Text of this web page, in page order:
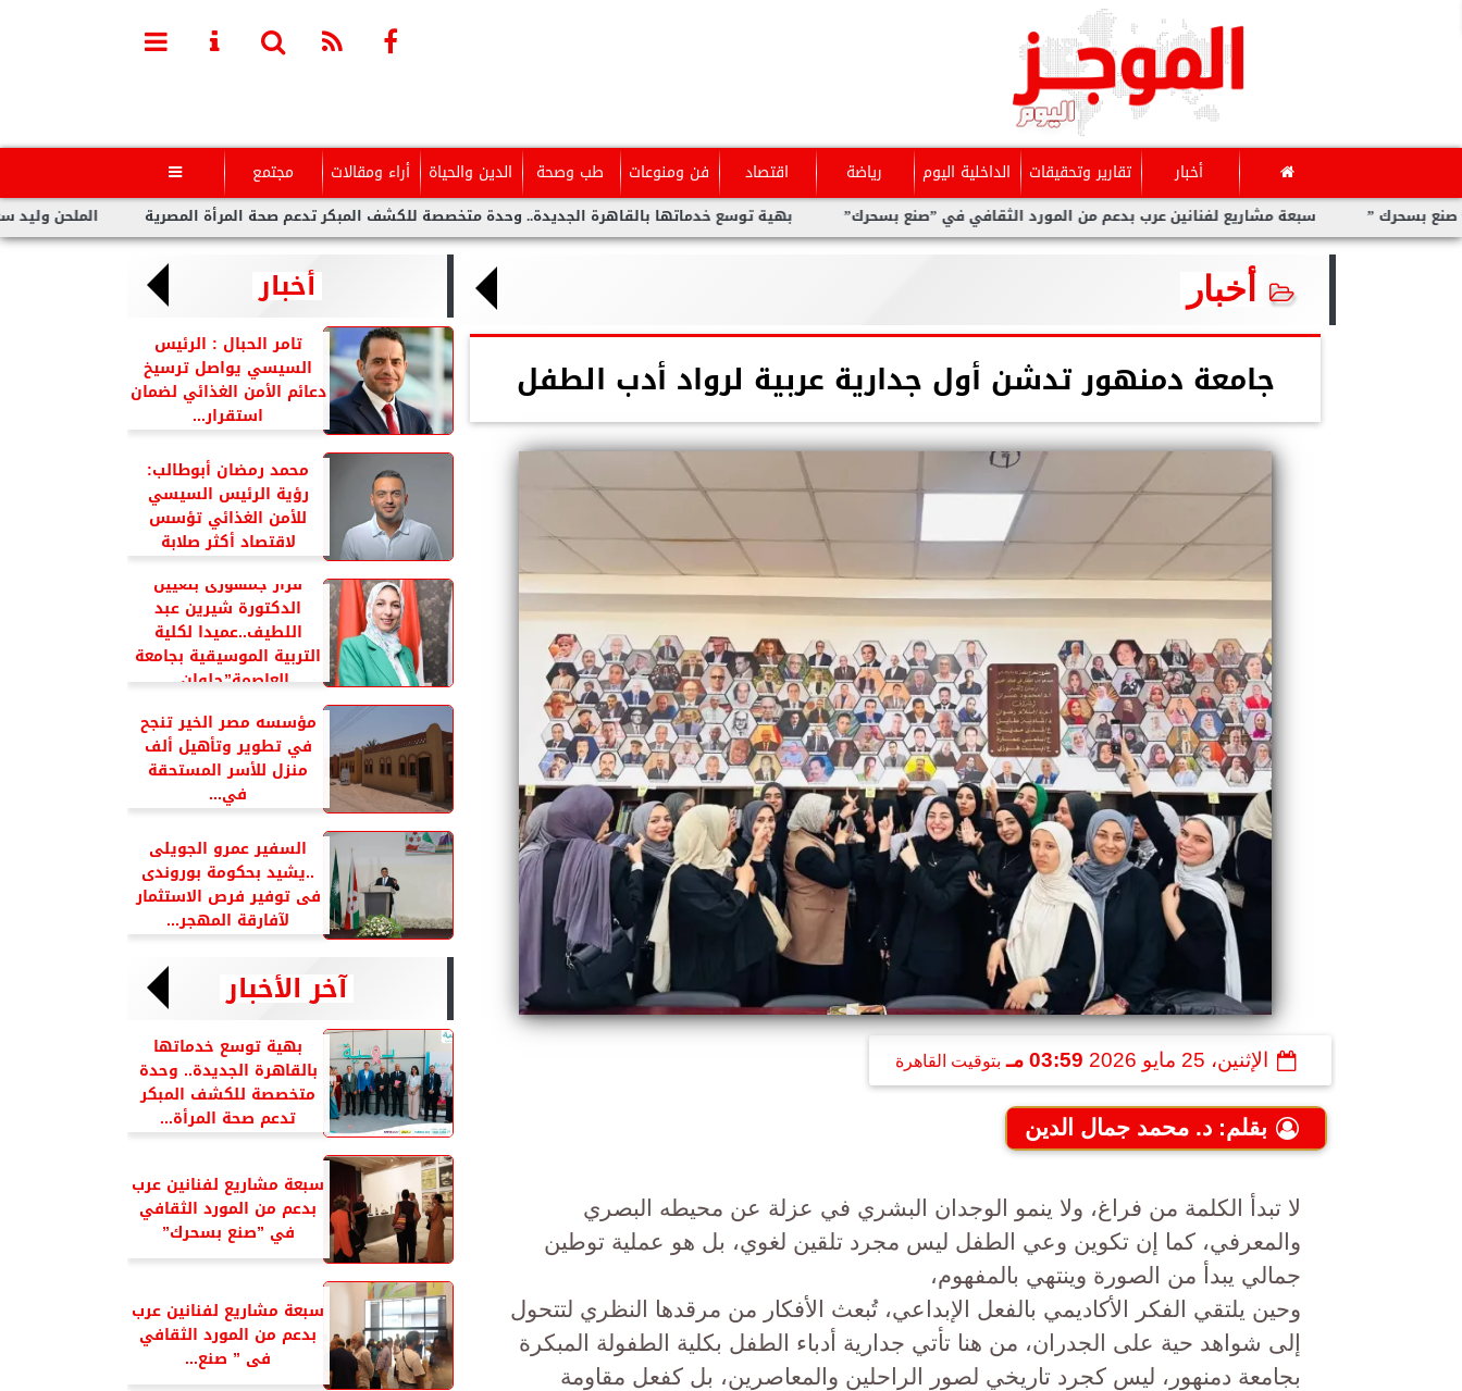
أخبار تقارير وتحقيقات الداخلية اليوم رياضة اقتصاد فن ومنوعات طب وصحة الدين والحياة أراء ومقالات مجتمع 
الملحن وليد سعد : أزمة بهية توسع خدماتها بالقاهرة الجديدة.. وحدة متخصصة للكشف المبكر تدعم صحة المرأة المصرية سبعة مشاريع لفنانين عرب بدعم من المورد الثقافي في ”صنع بسحرك”
أخبار
جامعة دمنهور تدشن أول جدارية عربية لرواد أدب الطفل
الإثنين، 25 مايو 2026 03:59 مـ بتوقيت القاهرة
بقلم: د. محمد جمال الدين
لا تبدأ الكلمة من فراغ، ولا ينمو الوجدان البشري في عزلة عن محيطه البصري
والمعرفي، كما إن تكوين وعي الطفل ليس مجرد تلقين لغوي، بل هو عملية توطين
جمالي يبدأ من الصورة وينتهي بالمفهوم،
و​حين يلتقي الفكر الأكاديمي بالفعل الإبداعي، تُبعث الأفكار من مرقدها النظري لتتحول
إلى شواهد حية على الجدران، من هنا تأتي جدارية أدباء الطفل بكلية الطفولة المبكرة
بجامعة دمنهور، ليس كجرد تاريخي لصور الراحلين والمعاصرين، بل كفعل مقاومة
أخبار
تامر الحبال : الرئيس
السيسي يواصل ترسيخ
دعائم الأمن الغذائي لضمان
استقرار...
محمد رمضان أبوطالب:
رؤية الرئيس السيسي
للأمن الغذائي تؤسس
لاقتصاد أكثر صلابة
قرار جمهورى بتعيين
الدكتورة شيرين عبد
اللطيف..عميدا لكلية
التربية الموسيقية بجامعة
العاصمة”حلوان...
مؤسسه مصر الخير تنجح
في تطوير وتأهيل ألف
منزل للأسر المستحقة
في...
السفير عمرو الجويلى
..يشيد بحكومة بوروندى
فى توفير فرص الاستثمار
لآفارقة المهجر...
آخر الأخبار
بهية توسع خدماتها
بالقاهرة الجديدة.. وحدة
متخصصة للكشف المبكر
تدعم صحة المرأة...
سبعة مشاريع لفنانين عرب
بدعم من المورد الثقافي
في ”صنع بسحرك”
سبعة مشاريع لفنانين عرب
بدعم من المورد الثقافي
فى ” صنع...